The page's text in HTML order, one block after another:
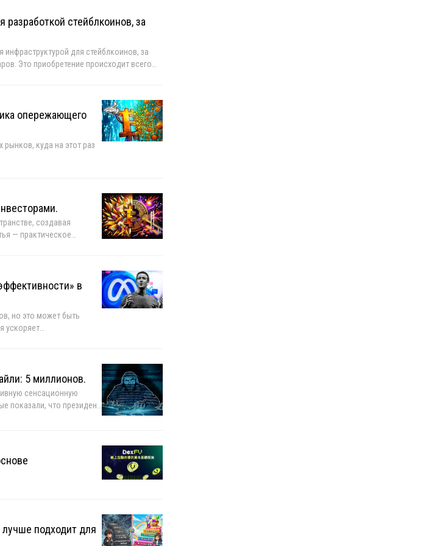
стейблкоинов, за
для стейблкоинов, за
Это приобретение происходит всего
опережающего
куда на этот раз
создавая
— практическое
в
но это может быть
ускоряет
5 миллионов.
сенсационную
показали, что президент
лучше подходит для